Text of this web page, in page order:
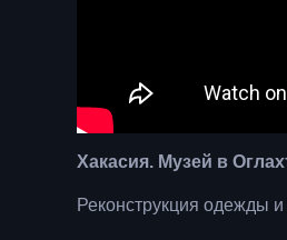
Хакасия. Музей в
Реконструкция одежды